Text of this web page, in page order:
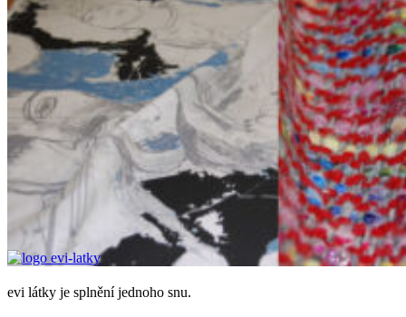
evi látky je splnění jednoho snu.